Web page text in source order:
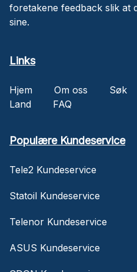
foretakene feedback slik at
sine.
Links
Hjem Om oss Søk
Land
FAQ
Populære Kundeservice
Tele2 Kundeservice
Statoil Kundeservice
Telenor Kundeservice
ASUS Kundeservice